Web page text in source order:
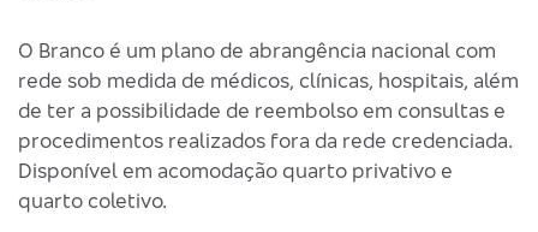
O Branco é um plano de abrangência nacional com
rede sob medida de médicos, clínicas, hospitais, além
de ter a possibilidade de reembolso em consultas e
procedimentos realizados fora da rede credenciada.
Disponível em acomodação quarto privativo e
quarto coletivo.